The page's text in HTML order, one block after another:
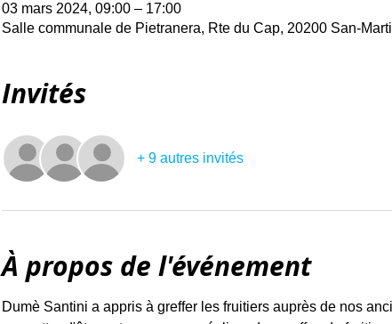
03 mars 2024, 09:00 – 17:00
Salle communale de Pietranera, Rte du Cap, 20200 San-
Invités
+ 9 autres invités
À propos de l'événement
Dumè Santini a appris à greffer les fruitiers auprès de nos